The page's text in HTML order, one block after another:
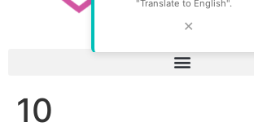
"Translate to English".
✕
10